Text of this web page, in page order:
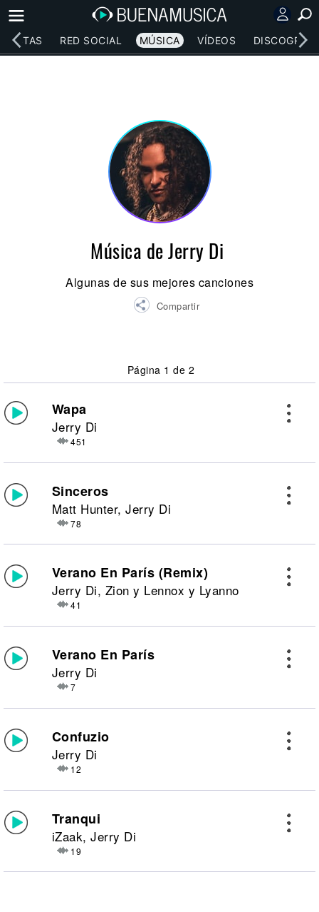
RED SOCIAL MÚSICA VÍDEOS
Música de Jerry Di
Algunas de sus mejores canciones
Compartir
Página 1 de 2
Wapa
Jerry Di
451
Sinceros
Matt Hunter, Jerry Di
78
Verano En París (Remix)
Jerry Di, Zion y Lennox y Lyanno
41
Verano En París
Jerry Di
7
Confuzio
Jerry Di
12
Tranqui
iZaak, Jerry Di
19